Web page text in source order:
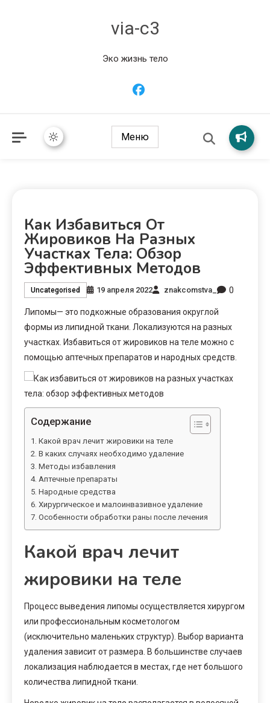
via-c3
Эко жизнь тело
Меню
Как Избавиться От
Жировиков На Разных
Участках Тела: Обзор
Эффективных Методов
Uncategorised 19 апреля 2022 znakcomstva_ 0
Липомы— это подкожные образования округлой
формы из липидной ткани. Локализуются на разных
участках. Избавиться от жировиков на теле можно с
помощью аптечных препаратов и народных средств.
Содержание
Какой врач лечит жировики на теле
В каких случаях необходимо удаление
Методы избавления
Аптечные препараты
Народные средства
Хирургическое и малоинвазивное удаление
Особенности обработки раны после лечения
Какой врач лечит
жировики на теле
Процесс выведения липомы осуществляется хирургом
или профессиональным косметологом
(исключительно маленьких структур). Выбор варианта
удаления зависит от размера. В большинстве случаев
локализация наблюдается в местах, где нет большого
количества липидной ткани.